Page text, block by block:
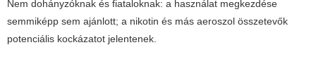
Nem dohányzóknak és fiataloknak: a használat megkezdése
semmiképp sem ajánlott; a nikotin és más aeroszol összetevők
potenciális kockázatot jelentenek.